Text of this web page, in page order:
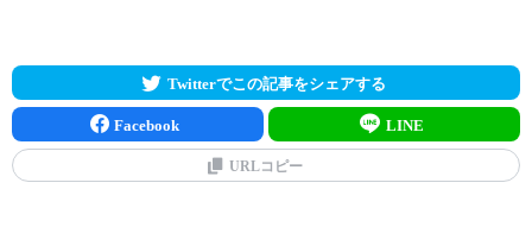
Twitterでこの記事をシェアする
Facebook LINE
URLコピー